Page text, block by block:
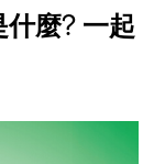
麼? 一起